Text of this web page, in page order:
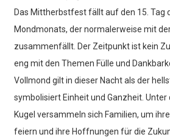
Das Mittherbstfest fällt auf den 15. Tag
Mondmonats, der normalerweise mit
zusammenfällt. Der Zeitpunkt ist kein
eng mit den Themen Fülle und
Vollmond gilt in dieser Nacht als der
symbolisiert Einheit und Ganzheit.
Kugel versammeln sich Familien, um
feiern und ihre Hoffnungen für die